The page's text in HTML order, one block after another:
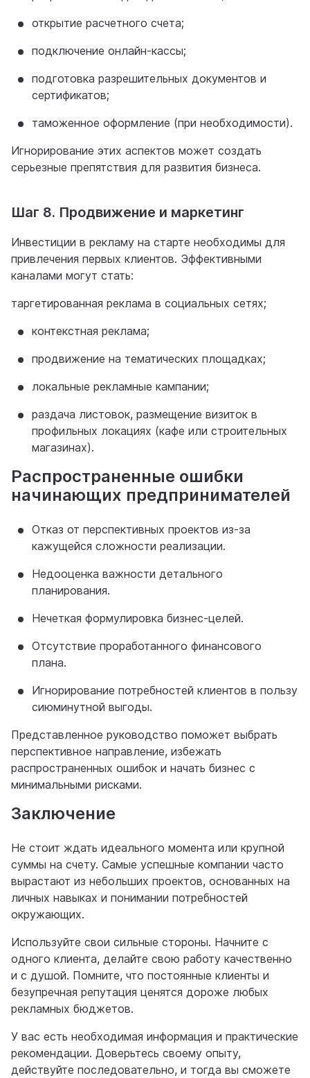
открытие расчетного счета;
подключение онлайн-кассы;
подготовка разрешительных документов и
сертификатов;
таможенное оформление (при необходимости).
Игнорирование этих аспектов может создать
серьезные препятствия для развития бизнеса.
Шаг 8. Продвижение и маркетинг
Инвестиции в рекламу на старте необходимы для
привлечения первых клиентов. Эффективными
каналами могут стать:
таргетированная реклама в социальных сетях;
контекстная реклама;
продвижение на тематических площадках;
локальные рекламные кампании;
раздача листовок, размещение визиток в
профильных локациях (кафе или строительных
магазинах).
Распространенные ошибки
начинающих предпринимателей
Отказ от перспективных проектов из-за
кажущейся сложности реализации.
Недооценка важности детального
планирования.
Нечеткая формулировка бизнес-целей.
Отсутствие проработанного финансового
плана.
Игнорирование потребностей клиентов в пользу
сиюминутной выгоды.
Представленное руководство поможет выбрать
перспективное направление, избежать
распространенных ошибок и начать бизнес с
минимальными рисками.
Заключение
Не стоит ждать идеального момента или крупной
суммы на счету. Самые успешные компании часто
вырастают из небольших проектов, основанных на
личных навыках и понимании потребностей
окружающих.
Используйте свои сильные стороны. Начните с
одного клиента, делайте свою работу качественно
и с душой. Помните, что постоянные клиенты и
безупречная репутация ценятся дороже любых
рекламных бюджетов.
У вас есть необходимая информация и практические
рекомендации. Доверьтесь своему опыту,
действуйте последовательно, и тогда вы сможете